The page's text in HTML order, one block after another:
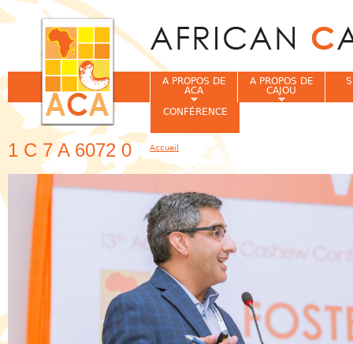
1 C 7 A 6072 0
A PROPOS DE
ACA
A PROPOS DE
CAJOU
CONFÉRENCE
Vous êtes ici
Accueil